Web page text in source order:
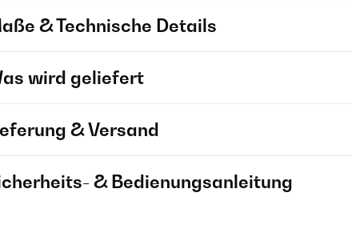
& Technische Details
wird geliefert
& Versand
& Bedienungsanleitung